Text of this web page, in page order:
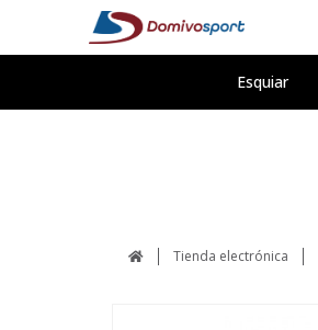
Esquiar
Tienda electrónica